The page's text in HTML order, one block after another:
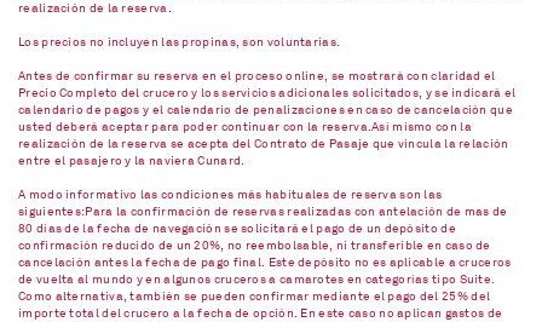
realización de la reserva.
Los precios no incluyen las propinas, son voluntarias.
Antes de confirmar su reserva en el proceso online, se mostrará con claridad el
Precio Completo del crucero y los servicios adicionales solicitados, y se indicará el
calendario de pagos y el calendario de penalizaciones en caso de cancelación que
usted deberá aceptar para poder continuar con la reserva.Así mismo con la
realización de la reserva se acepta del Contrato de Pasaje que vincula la relación
entre el pasajero y la naviera Cunard.
A modo informativo las condiciones más habituales de reserva son las
siguientes:Para la confirmación de reservas realizadas con antelación de mas de
80 días de la fecha de navegación se solicitará el pago de un depósito de
confirmación reducido de un 20%, no reembolsable, ni transferible en caso de
cancelación antes la fecha de pago final. Este depósito no es aplicable a cruceros
de vuelta al mundo y en algunos cruceros a camarotes en categorías tipo Suite.
Como alternativa, también se pueden confirmar mediante el pago del 25% del
importe total del crucero a la fecha de opción. En este caso no aplican gastos de